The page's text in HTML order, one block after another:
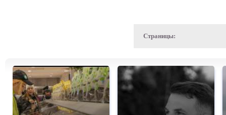
Страницы: